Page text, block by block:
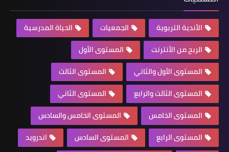
الأندية التربوية الجمعيات
الحياة المدرسية
الربح من الأنترنت
المستوى الأول
المستوى الأول والثاني
المستوى الثالث
المستوى الثالث والرابع
المستوى الثاني
المستوى الخامس
المستوى الخامس والسادس
المستوى الرابع
المستوى السادس
اندرويد